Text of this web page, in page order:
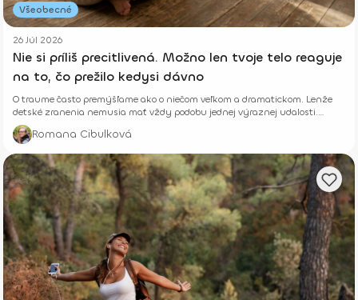
Všeobecné
26 Júl 2026
Nie si príliš precitlivená. Možno len tvoje telo reaguje
na to, čo prežilo kedysi dávno
O traume často premýšľame ako o niečom veľkom a dramatickom. Lenže
detské zranenia nemusia mať vždy podobu jednej výraznej udalosti.
Niekedy rastú potichu.
Romana Cibulková